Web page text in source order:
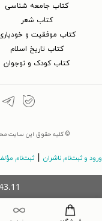
کتاب جامعه شناسی
کتاب شعر
کتاب موفقیت و
کتاب تاریخ اسلام
کتاب کودک و نوجوان
© کلیه حقوق این سایت
ورود و ثبت‌نام ناشران ثبت‌نام